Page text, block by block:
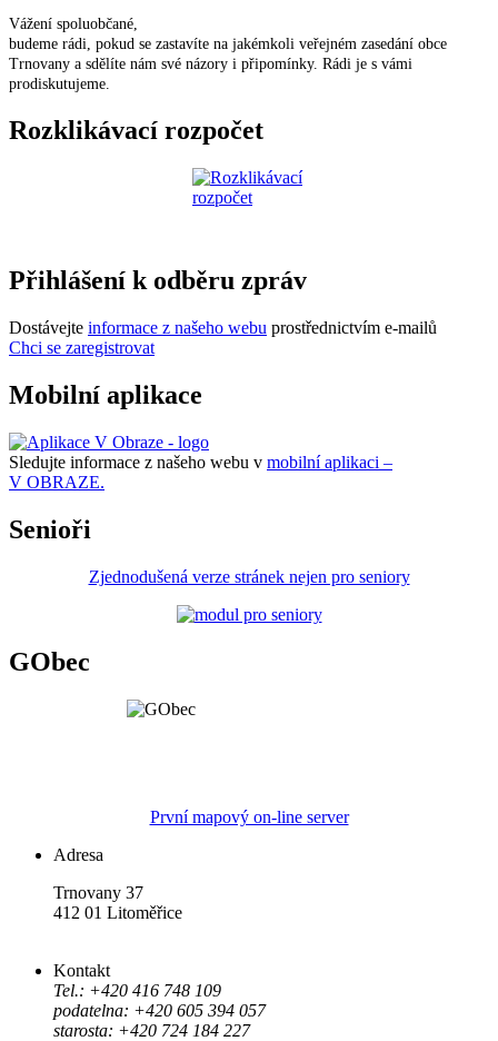
Vážení spoluobčané,
budeme rádi, pokud se zastavíte na jakémkoli veřejném zasedání obce
Trnovany a sdělíte nám své názory i připomínky. Rádi je s vámi
prodiskutujeme.
Rozklikávací rozpočet
Přihlášení k odběru zpráv
Dostávejte informace z našeho webu prostřednictvím e-mailů
Chci se zaregistrovat
Mobilní aplikace
Sledujte informace z našeho webu v mobilní aplikaci –
V OBRAZE.
Senioři
Zjednodušená verze stránek nejen pro seniory
GObec
První mapový on-line server
Adresa
Trnovany 37
412 01 Litoměřice
Kontakt
Tel.: +420 416 748 109
podatelna: +420 605 394 057
starosta: +420 724 184 227